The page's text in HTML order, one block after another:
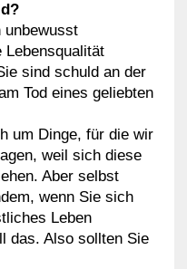
unbewusst
Lebensqualität
sind schuld an der
Tod eines geliebten
um Dinge, für die wir
weil sich diese
Aber selbst
wenn Sie sich
Leben
das. Also sollten Sie